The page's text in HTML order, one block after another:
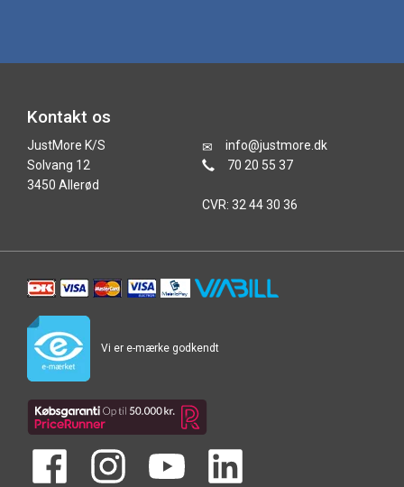
Kontakt os
JustMore K/S
Solvang 12
3450 Allerød
info@justmore.dk
70 20 55 37
CVR: 32 44 30 36
Vi er e-mærke godkendt